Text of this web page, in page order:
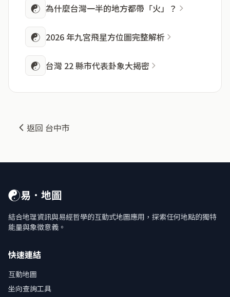
☯ 為什麼台灣一半的地方都帶「火」？
☯ 2026 年九宮飛星方位圖完整解析
☯ 台灣 22 縣市代表卦象大揭密
返回 台中市
☯易．地圖
結合地理資訊與易經哲學的互動式地圖應用，探索任何地點的獨特
能量與象徵意義。
快速連結
互動地圖
坐向查詢工具